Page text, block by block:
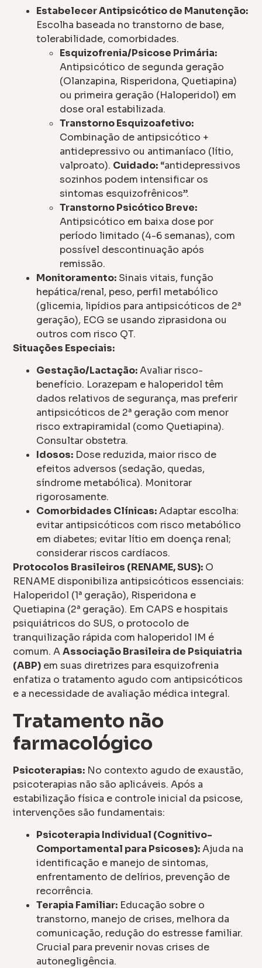
Estabelecer Antipsicótico de Manutenção:
Escolha baseada no transtorno de base,
tolerabilidade, comorbidades.
Esquizofrenia/Psicose Primária:
Antipsicótico de segunda geração
(Olanzapina, Risperidona, Quetiapina)
ou primeira geração (Haloperidol) em
dose oral estabilizada.
Transtorno Esquizoafetivo:
Combinação de antipsicótico +
antidepressivo ou antimaníaco (lítio,
valproato). Cuidado: “antidepressivos
sozinhos podem intensificar os
sintomas esquizofrênicos”.
Transtorno Psicótico Breve:
Antipsicótico em baixa dose por
período limitado (4-6 semanas), com
possível descontinuação após
remissão.
Monitoramento: Sinais vitais, função
hepática/renal, peso, perfil metabólico
(glicemia, lipídios para antipsicóticos de 2ª
geração), ECG se usando ziprasidona ou
outros com risco QT.
Situações Especiais:
Gestação/Lactação:Avaliar risco-
benefício. Lorazepam e haloperidol têm
dados relativos de segurança, mas preferir
antipsicóticos de 2ª geração com menor
risco extrapiramidal (como Quetiapina).
Consultar obstetra.
Idosos: Dose reduzida, maior risco de
efeitos adversos (sedação, quedas,
síndrome metabólica). Monitorar
rigorosamente.
Comorbidades Clínicas:Adaptar escolha:
evitar antipsicóticos com risco metabólico
em diabetes; evitar lítio em doença renal;
considerar riscos cardíacos.
Protocolos Brasileiros (RENAME, SUS): O
RENAME disponibiliza antipsicóticos essenciais:
Haloperidol (1ª geração), Risperidona e
Quetiapina (2ª geração). Em CAPS e hospitais
psiquiátricos do SUS, o protocolo de
tranquilização rápida com haloperidol IM é
comum. AAssociação Brasileira de Psiquiatria
(ABP) em suas diretrizes para esquizofrenia
enfatiza o tratamento agudo com antipsicóticos
e a necessidade de avaliação médica integral.
Tratamento não
farmacológico
Psicoterapias: No contexto agudo de exaustão,
psicoterapias não são aplicáveis. Após a
estabilização física e controle inicial da psicose,
intervenções são fundamentais:
Psicoterapia Individual (Cognitivo-
Comportamental para Psicoses):Ajuda na
identificação e manejo de sintomas,
enfrentamento de delírios, prevenção de
recorrência.
Terapia Familiar: Educação sobre o
transtorno, manejo de crises, melhora da
comunicação, redução do estresse familiar.
Crucial para prevenir novas crises de
autonegligência.